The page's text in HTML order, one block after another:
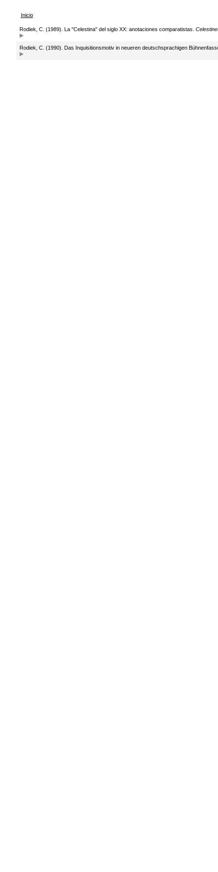
Inicio
Rodiek, C. (1989). La "Celestina" del siglo XX: anotaciones comparatistas.
Rodiek, C. (1990). Das Inquisitionsmotiv in neueren deutschsprachigen